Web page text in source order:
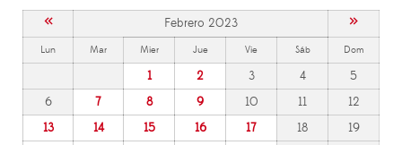
« Febrero 2023 »
Lun Mar Mier Jue Vie Sáb Dom
1 2 3 4
5
6
7 8 9 10 11
12
13
14 15 16 17 18
19